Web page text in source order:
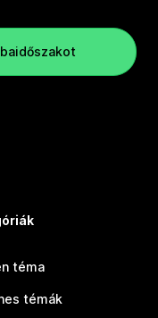
téma
témák